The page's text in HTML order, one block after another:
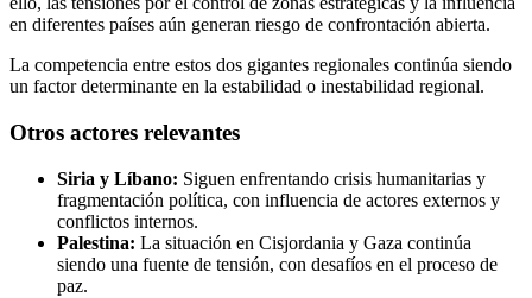
en diferentes países aún generan riesgo de confrontación abierta.
La competencia entre estos dos gigantes regionales continúa siendo
un factor determinante en la estabilidad o inestabilidad regional.
Otros actores relevantes
Siria y Líbano: Siguen enfrentando crisis humanitarias y
fragmentación política, con influencia de actores externos y
conflictos internos.
Palestina: La situación en Cisjordania y Gaza continúa
siendo una fuente de tensión, con desafíos en el proceso de
paz.